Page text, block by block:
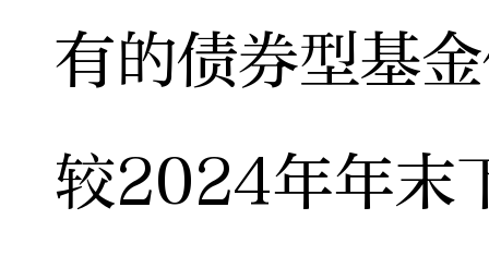
有的债券型基
较2024年年末